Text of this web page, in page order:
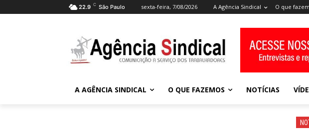
22.9 C São Paulo sexta-feira, 7/08/2026 A Agência Sindical O que
A AGÊNCIA SINDICAL O QUE FAZEMOS NOTÍCIAS